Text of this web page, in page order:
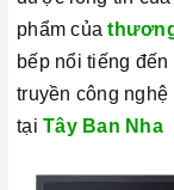
phẩm của
bếp nổi tiếng
truyền công
tại Tây Ban Nha